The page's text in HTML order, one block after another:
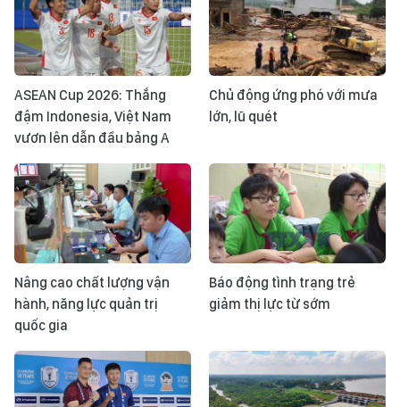
ASEAN Cup 2026: Thắng
đậm Indonesia, Việt Nam
vươn lên dẫn đầu bảng A
Chủ động ứng phó với mưa
lớn, lũ quét
Nâng cao chất lượng vận
hành, năng lực quản trị
quốc gia
Báo động tình trạng trẻ
giảm thị lực từ sớm